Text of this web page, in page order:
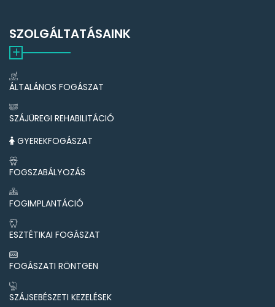
SZOLGÁLTATÁSAINK
ÁLTALÁNOS FOGÁSZAT
SZÁJÜREGI REHABILITÁCIÓ
GYEREKFOGÁSZAT
FOGSZABÁLYOZÁS
FOGIMPLANTÁCIÓ
ESZTÉTIKAI FOGÁSZAT
FOGÁSZATI RÖNTGEN
SZÁJSEBÉSZETI KEZELÉSEK